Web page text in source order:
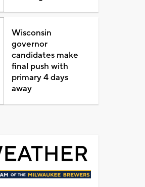
Wisconsin
governor
candidates make
final push with
primary 4 days
away